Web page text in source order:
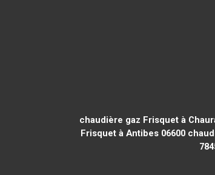
chaudière gaz Frisquet à
Frisquet à Antibes 06600